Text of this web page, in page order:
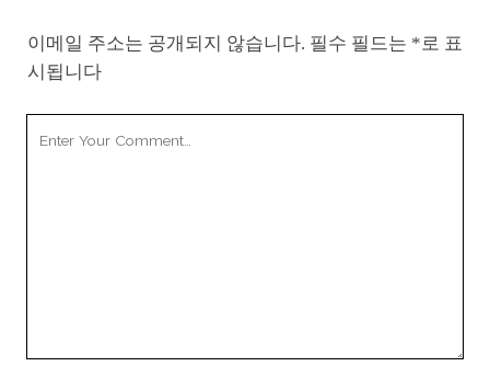
이메일 주소는 공개되지 않습니다. 필수 필드는 *로 표
시됩니다